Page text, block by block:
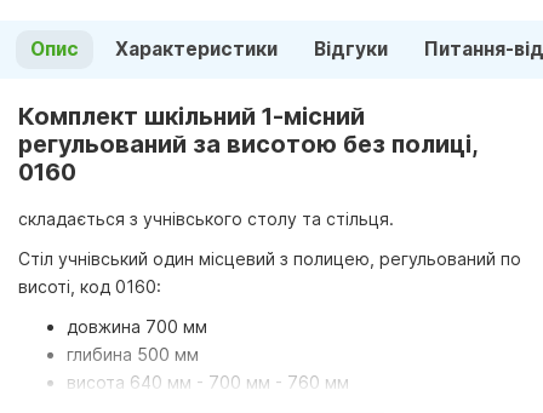
Опис Характеристики Відгуки Питання-
Комплект шкільний 1-місний
регульований за висотою без полиці,
0160
складається з учнівського столу та стільця.
Стіл учнівський один місцевий з полицею, регульований по
висоті, код 0160:
довжина 700 мм
глибина 500 мм
висота 640 мм - 700 мм - 760 мм